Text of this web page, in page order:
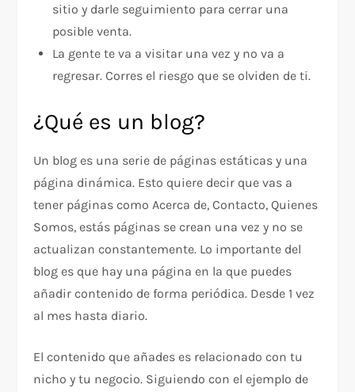
sitio y darle seguimiento para cerrar una
posible venta.
La gente te va a visitar una vez y no va a
regresar. Corres el riesgo que se olviden de ti.
¿Qué es un blog?
Un blog es una serie de páginas estáticas y una
página dinámica. Esto quiere decir que vas a
tener páginas como Acerca de, Contacto, Quienes
Somos, estás páginas se crean una vez y no se
actualizan constantemente. Lo importante del
blog es que hay una página en la que puedes
añadir contenido de forma periódica. Desde 1 vez
al mes hasta diario.
El contenido que añades es relacionado con tu
nicho y tu negocio. Siguiendo con el ejemplo de